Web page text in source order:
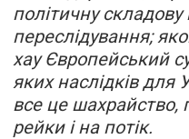
політичну
переслідування;
хау Європейський
яких наслідків для
все це шахрайство,
рейки і на потік.